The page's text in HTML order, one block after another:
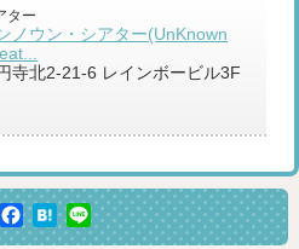
ター
ノウン・シアター(UnKnown
寺北2-21-6 レインボービル3F
Facebook
Hatena
Line